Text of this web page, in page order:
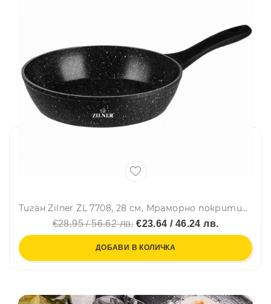
Тиган Zilner ZL 7708, 28 см, Мраморно покритие, Индукция, Черен
€28.95 / 56.62 лв.€23.64 / 46.24 лв.
ДОБАВИ В КОЛИЧКА